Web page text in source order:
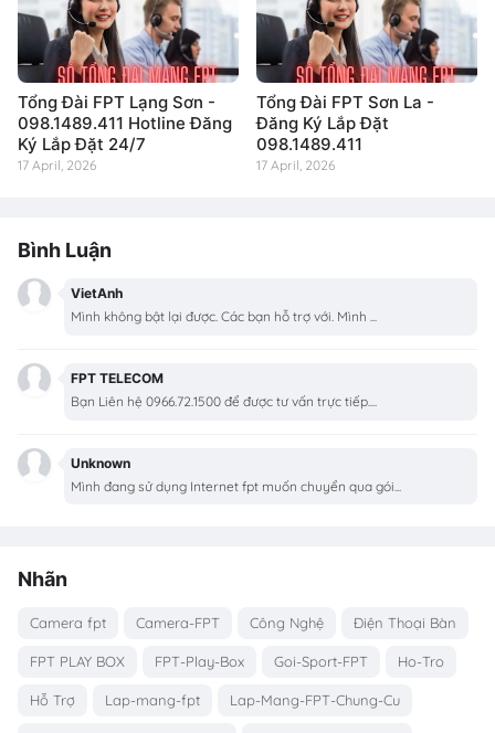
Tổng Đài FPT Lạng Sơn -
098.1489.411 Hotline Đăng
Ký Lắp Đặt 24/7
17 April, 2026
Tổng Đài FPT Sơn La -
Đăng Ký Lắp Đặt
098.1489.411
17 April, 2026
Bình Luận
VietAnh
Mình không bật lại được. Các bạn hỗ trợ với. Mình ...
FPT TELECOM
Bạn Liên hệ 0966.72.1500 để được tư vấn trực tiếp....
Unknown
Mình đang sử dụng Internet fpt muốn chuyển qua gói...
Nhãn
Camera fpt Camera-FPT Công Nghệ Điện Thoại Bàn
FPT PLAY BOX FPT-Play-Box Goi-Sport-FPT Ho-Tro
Hỗ Trợ Lap-mang-fpt Lap-Mang-FPT-Chung-Cu